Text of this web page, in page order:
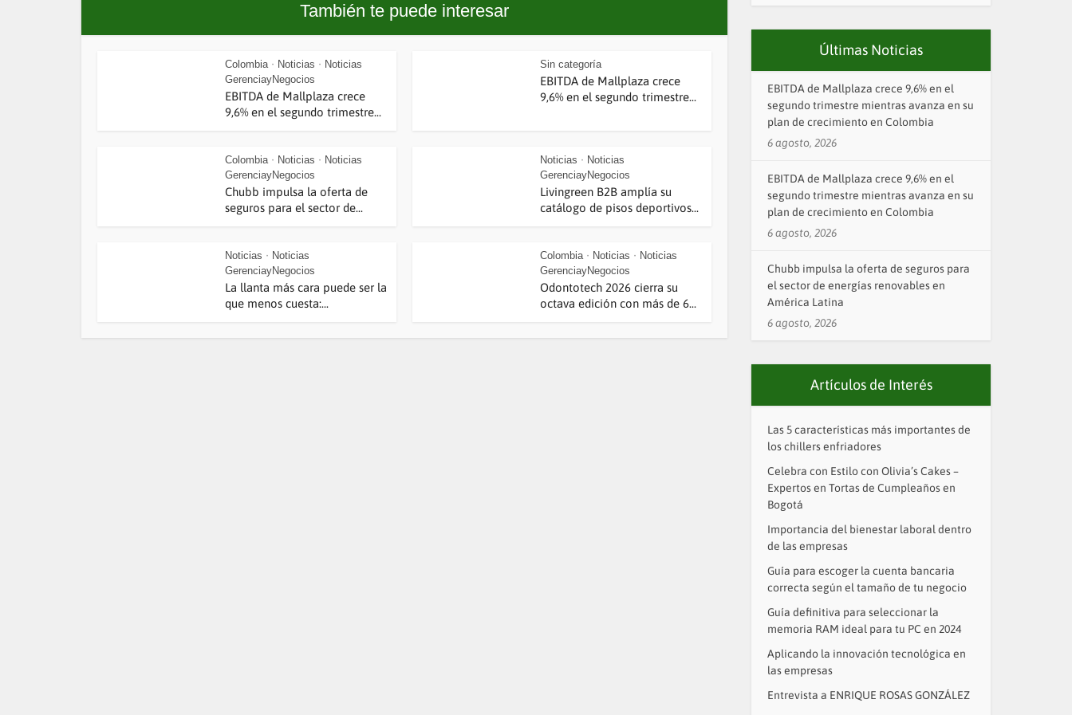
También te puede interesar
Colombia • Noticias • Noticias
GerenciayNegocios
EBITDA de Mallplaza crece
9,6% en el segundo trimestre...
Sin categoría
EBITDA de Mallplaza crece
9,6% en el segundo trimestre...
Colombia • Noticias • Noticias
GerenciayNegocios
Chubb impulsa la oferta de
seguros para el sector de...
Noticias • Noticias
GerenciayNegocios
Livingreen B2B amplía su
catálogo de pisos deportivos...
Noticias • Noticias
GerenciayNegocios
La llanta más cara puede ser la
que menos cuesta:...
Colombia • Noticias • Noticias
GerenciayNegocios
Odontotech 2026 cierra su
octava edición con más de 6...
Últimas Noticias
EBITDA de Mallplaza crece 9,6% en el
segundo trimestre mientras avanza en su
plan de crecimiento en Colombia
6 agosto, 2026
EBITDA de Mallplaza crece 9,6% en el
segundo trimestre mientras avanza en su
plan de crecimiento en Colombia
6 agosto, 2026
Chubb impulsa la oferta de seguros para
el sector de energías renovables en
América Latina
6 agosto, 2026
Artículos de Interés
Las 5 características más importantes de
los chillers enfriadores
Celebra con Estilo con Olivia’s Cakes –
Expertos en Tortas de Cumpleaños en
Bogotá
Importancia del bienestar laboral dentro
de las empresas
Guía para escoger la cuenta bancaria
correcta según el tamaño de tu negocio
Guía definitiva para seleccionar la
memoria RAM ideal para tu PC en 2024
Aplicando la innovación tecnológica en
las empresas
Entrevista a ENRIQUE ROSAS GONZÁLEZ